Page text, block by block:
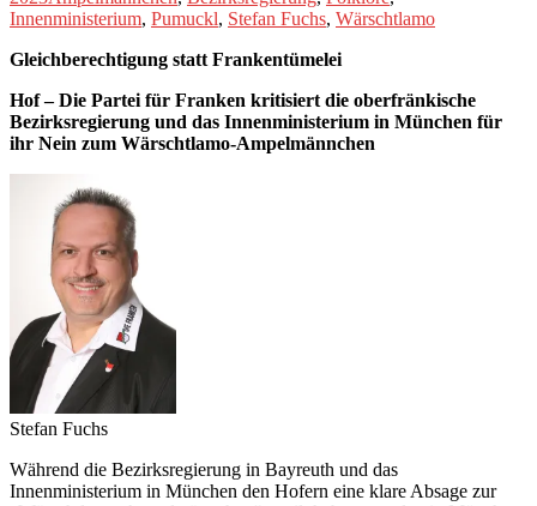
Innenministerium, Pumuckl, Stefan Fuchs, Wärschtlamo
Gleichberechtigung statt Frankentümelei
Hof – Die Partei für Franken kritisiert die oberfränkische
Bezirksregierung und das Innenministerium in München für
ihr Nein zum Wärschtlamo-Ampelmännchen
Stefan Fuchs
Während die Bezirksregierung in Bayreuth und das
Innenministerium in München den Hofern eine klare Absage zur